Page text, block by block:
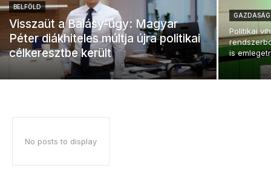
BELFÖLD
Visszaüt a Balásy-ügy: Magyar
Péter diákhiteles múltja újra politikai
célkeresztbe került
GAZDASÁG
Politikai
is
No posts to display